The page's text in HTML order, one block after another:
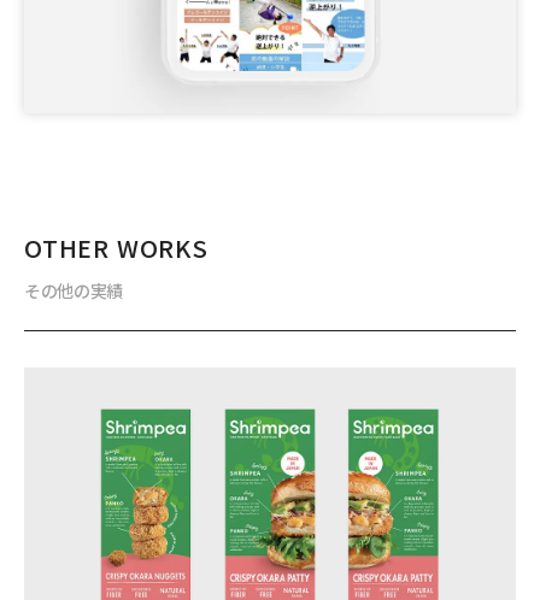
OTHER WORKS
その他の実績